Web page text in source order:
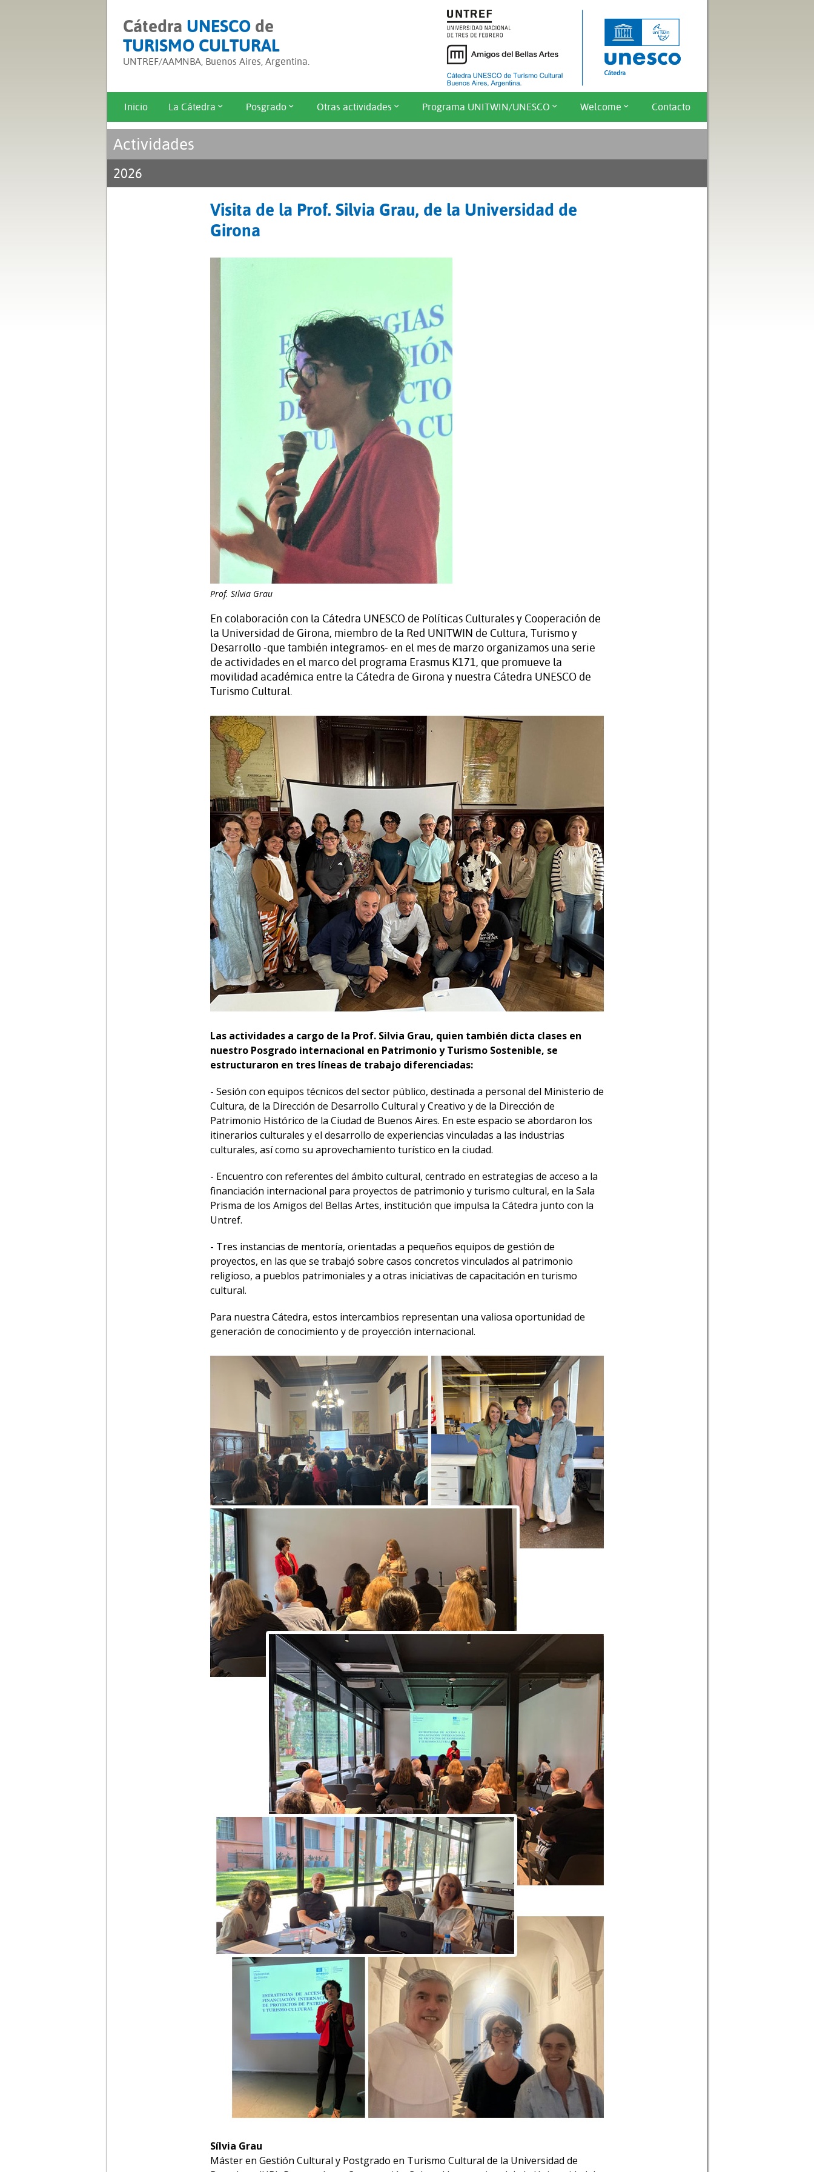
Cátedra UNESCO de
TURISMO CULTURAL
UNTREF/AAMNBA, Buenos Aires, Argentina.
Inicio La Cátedra Posgrado Otras actividades Programa UNITWIN/UNESCO Welcome Contacto
Actividades
2026
Visita de la Prof. Silvia Grau, de la Universidad de
Girona
Prof. Silvia Grau
En colaboración con la Cátedra UNESCO de Políticas Culturales y Cooperación de
la Universidad de Girona, miembro de la Red UNITWIN de Cultura, Turismo y
Desarrollo -que también integramos- en el mes de marzo organizamos una serie
de actividades en el marco del programa Erasmus K171, que promueve la
movilidad académica entre la Cátedra de Girona y nuestra Cátedra UNESCO de
Turismo Cultural.
Las actividades a cargo de la Prof. Silvia Grau, quien también dicta clases en
nuestro Posgrado internacional en Patrimonio y Turismo Sostenible, se
estructuraron en tres líneas de trabajo diferenciadas:
- Sesión con equipos técnicos del sector público, destinada a personal del Ministerio de
Cultura, de la Dirección de Desarrollo Cultural y Creativo y de la Dirección de
Patrimonio Histórico de la Ciudad de Buenos Aires. En este espacio se abordaron los
itinerarios culturales y el desarrollo de experiencias vinculadas a las industrias
culturales, así como su aprovechamiento turístico en la ciudad.
- Encuentro con referentes del ámbito cultural, centrado en estrategias de acceso a la
financiación internacional para proyectos de patrimonio y turismo cultural, en la Sala
Prisma de los Amigos del Bellas Artes, institución que impulsa la Cátedra junto con la
Untref.
- Tres instancias de mentoría, orientadas a pequeños equipos de gestión de
proyectos, en las que se trabajó sobre casos concretos vinculados al patrimonio
religioso, a pueblos patrimoniales y a otras iniciativas de capacitación en turismo
cultural.
Para nuestra Cátedra, estos intercambios representan una valiosa oportunidad de
generación de conocimiento y de proyección internacional.
Sílvia Grau
Máster en Gestión Cultural y Postgrado en Turismo Cultural de la Universidad de